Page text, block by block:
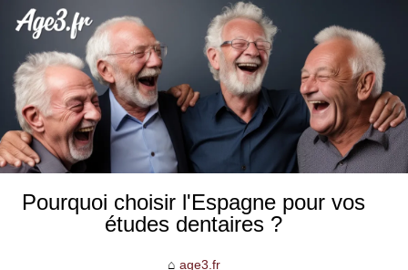
Pourquoi choisir l'Espagne pour vos
études dentaires ?
age3.fr